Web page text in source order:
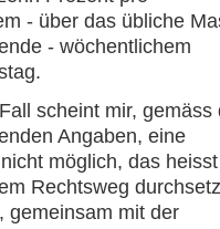
- über das übliche
- wöchentlichem
scheint mir, gemäss
Angaben, eine
möglich, das heisst
Rechtsweg
gemeinsam mit der